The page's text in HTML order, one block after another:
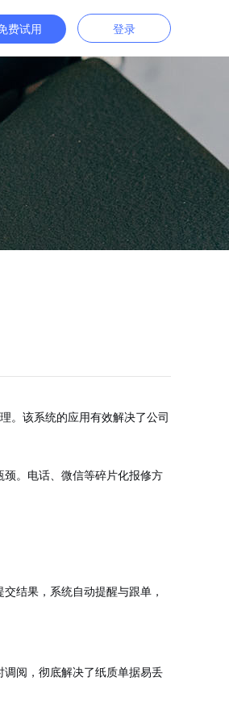
费试用 登录
。该系统的应用有效解决了公司
。电话、微信等碎片化报修方
结果，系统自动提醒与跟单，
阅，彻底解决了纸质单据易丢